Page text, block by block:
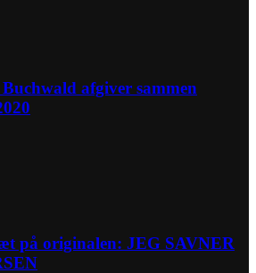
afgiver sammen
på originalen: JEG SAVNER